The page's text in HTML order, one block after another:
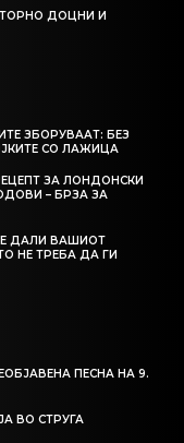
ДОЦНИ И
ЗБОРУВААТ: БЕЗ
СО ЛАЖИЦА
ЗА ЛОНДОНСКИ
– БРЗА ЗА
ДАЛИ ВАШИОТ
НЕ ТРЕБА ДА ГИ
ПЕСНА НА 9.
ВО СТРУГА